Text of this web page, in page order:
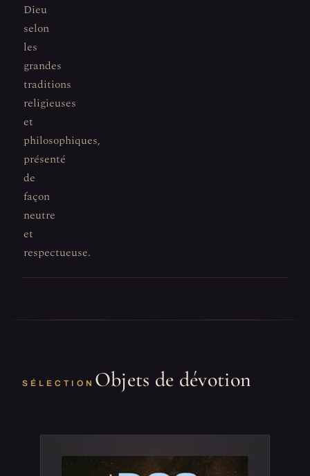
Dieu
selon
les
grandes
traditions
religieuses
et
philosophiques,
présenté
de
façon
neutre
et
respectueuse.
SÉLECTION Objets de dévotion